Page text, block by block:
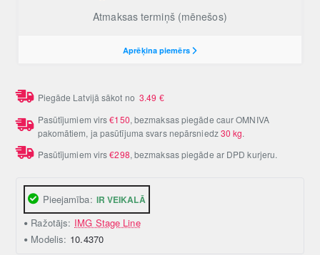
Pieejamība: IR VEIKALĀ
Ražotājs: IMG Stage Line
Modelis: 10.4370
Piegāde Latvijā sākot no3.49 €
Pasūtījumiem virs€150, bezmaksas piegāde caur OMNIVA
pakomātiem, ja pasūtījuma svars nepārsniedz30 kg.
Pasūtījumiem virs€298, bezmaksas piegāde ar DPD kurjeru.